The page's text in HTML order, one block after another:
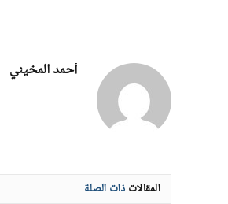
أحمد المخيني
المقالات ذات الصلة